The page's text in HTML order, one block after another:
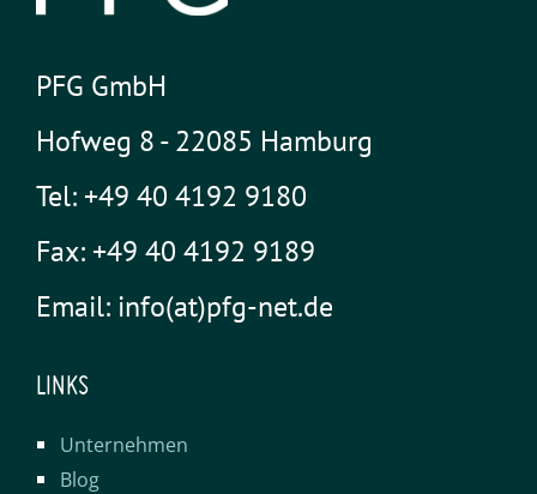
PFG GmbH
Hofweg 8 - 22085 Hamburg
Tel: +49 40 4192 9180
Fax: +49 40 4192 9189
Email: info(at)pfg-net.de
LINKS
Unternehmen
Blog